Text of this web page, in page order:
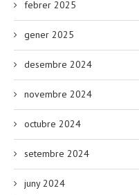
febrer 2025
gener 2025
desembre 2024
novembre 2024
octubre 2024
setembre 2024
juny 2024